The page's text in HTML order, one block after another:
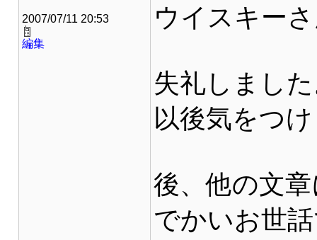
2007/07/11 20:53
編集
ウイスキー
失礼しまし
以後気をつ
後、他の文
でかいお世